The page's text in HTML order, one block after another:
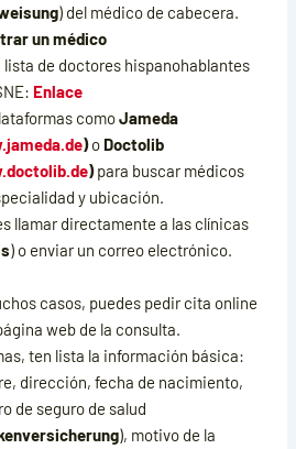
) del médico de cabecera.
un médico
lista de doctores hispanohablantes
Enlace
comoJameda
)o Doctolib
)para buscar médicos
y ubicación.
llamar directamente a las clínicas
) o enviar un correo electrónico.
casos, puedes pedir cita online
web de la consulta.
ten lista la información básica:
dirección, fecha de nacimiento,
de seguro de salud
), motivo de la